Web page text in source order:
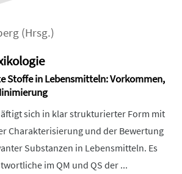
(Hrsg.)
Stoffe in Lebensmitteln: Vorkommen,
sich in klar strukturierter Form mit
Charakterisierung und der Bewertung
Substanzen in Lebensmitteln. Es
im QM und QS der ...